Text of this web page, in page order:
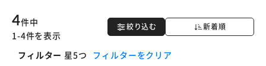
絞り込む 新着順
4件中
1-4件を表示
フィルター 星5つ フィルターをクリア